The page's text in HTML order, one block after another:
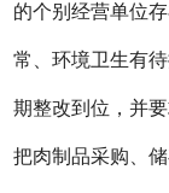
的个别经营单位
常、环境卫生有
期整改到位，并
把肉制品采购、